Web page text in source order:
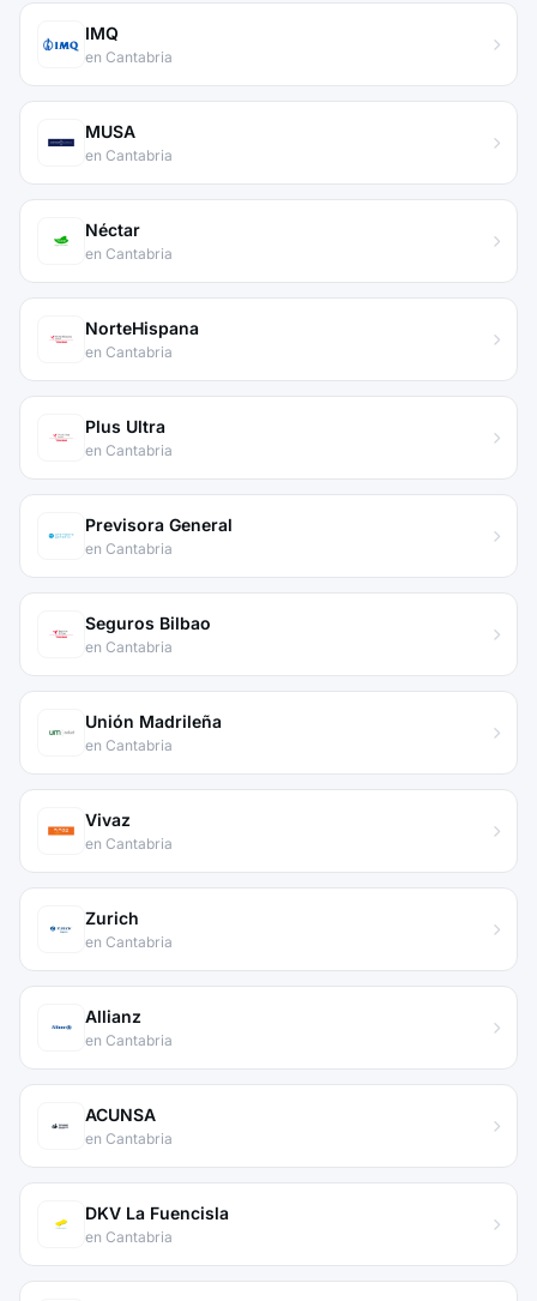
IMQ
en Cantabria
MUSA
en Cantabria
Néctar
en Cantabria
NorteHispana
en Cantabria
Plus Ultra
en Cantabria
Previsora General
en Cantabria
Seguros Bilbao
en Cantabria
Unión Madrileña
en Cantabria
Vivaz
en Cantabria
Zurich
en Cantabria
Allianz
en Cantabria
ACUNSA
en Cantabria
DKV La Fuencisla
en Cantabria